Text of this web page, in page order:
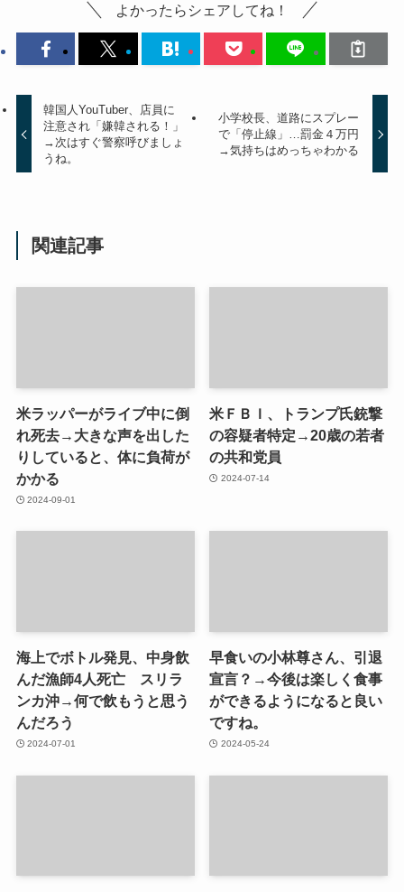
よかったらシェアしてね！
韓国人YouTuber、店員に
注意され「嫌韓される！」
→次はすぐ警察呼びましょ
うね。
小学校長、道路にスプレー
で「停止線」…罰金４万円
→気持ちはめっちゃわかる
関連記事
米ラッパーがライブ中に倒
れ死去→大きな声を出した
りしていると、体に負荷が
かかる
2024-09-01
米ＦＢＩ、トランプ氏銃撃
の容疑者特定→20歳の若者
の共和党員
2024-07-14
海上でボトル発見、中身飲
んだ漁師4人死亡 スリラ
ンカ沖→何で飲もうと思う
んだろう
2024-07-01
早食いの小林尊さん、引退
宣言？→今後は楽しく食事
ができるようになると良い
ですね。
2024-05-24